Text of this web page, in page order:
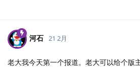
河石 21 2月
老大我今天第一个报道。老大可以给个版